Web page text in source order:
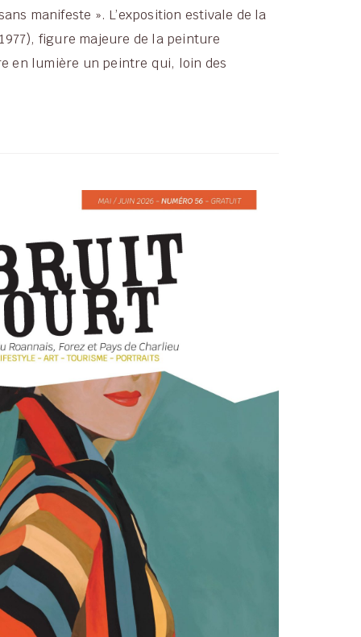
manifeste ». L’exposition estivale de la
figure majeure de la peinture
en lumière un peintre qui, loin des